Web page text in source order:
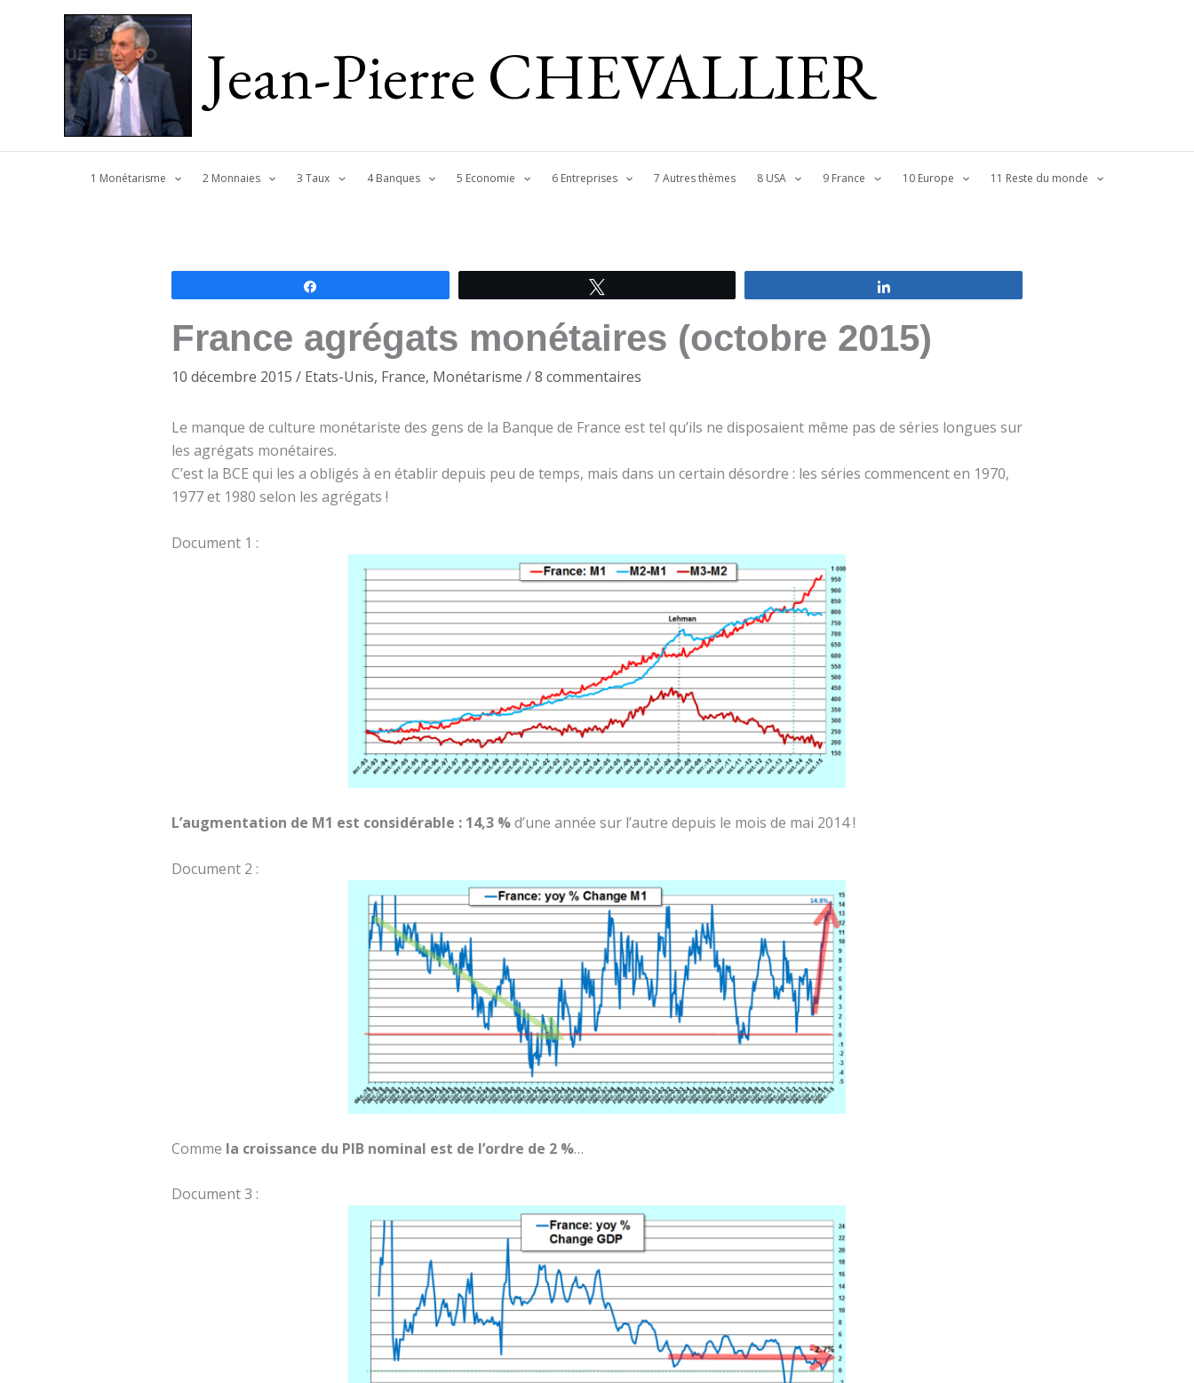
Jean-Pierre CHEVALLIER
1 Monétarisme 2 Monnaies 3 Taux 4 Banques 5 Economie 6 Entreprises 7 Autres thèmes 8 USA 9 France 10 Europe 11 Reste du monde
France agrégats monétaires (octobre 2015)
10 décembre 2015 / Etats-Unis, France, Monétarisme /8 commentaires
Le manque de culture monétariste des gens de la Banque de France est tel qu’ils ne disposaient même pas de séries longues sur
les agrégats monétaires.
C’est la BCE qui les a obligés à en établir depuis peu de temps, mais dans un certain désordre : les séries commencent en 1970,
1977 et 1980 selon les agrégats !
Document 1 :
L’augmentation de M1 est considérable : 14,3 %d’une année sur l’autre depuis le mois de mai 2014 !
Document 2 :
Comme la croissance du PIB nominal est de l’ordre de 2 %…
Document 3 :